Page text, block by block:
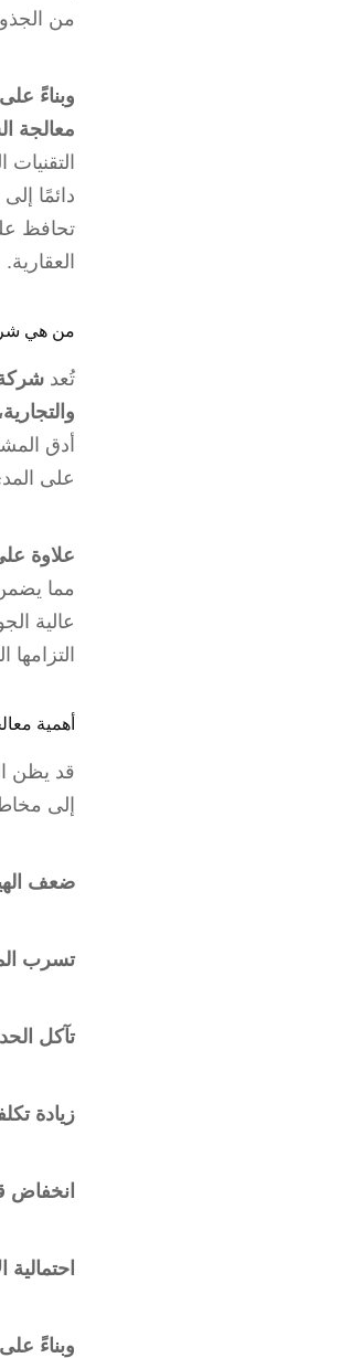
من
وبناءً
معالجة
دائمًا
تحافظ
العقارية.
من هي
تُعدشركة
والتجارية،
أدق
على
علاوة
مما
عالية
أهمية
قد يظن
إلى
ضعف
تسرب
تآكل
زيادة
انخفاض
احتمالية
وبناءً